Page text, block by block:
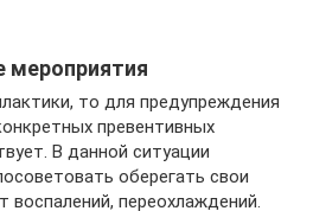
мероприятия
то для предупреждения
превентивных
В данной ситуации
оберегать свои
переохлаждений.